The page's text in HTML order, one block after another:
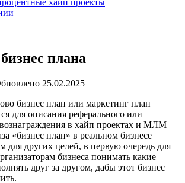
хайп проекты
плана
25.02.2025
бизнес план или маркетинг план
для описания реферального или
в хайп проектах и МЛМ
«бизнес план» в реальном бизнесе
для других целей, в первую очередь для
бизнеса понимать какие
друг за другом, дабы этот бизнес